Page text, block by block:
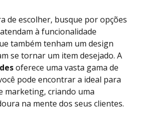
de escolher, busque por opções
à funcionalidade
também tenham um design
se tornar um item desejado. A
oferece uma vasta gama de
pode encontrar a ideal para
marketing, criando uma
na mente dos seus clientes.